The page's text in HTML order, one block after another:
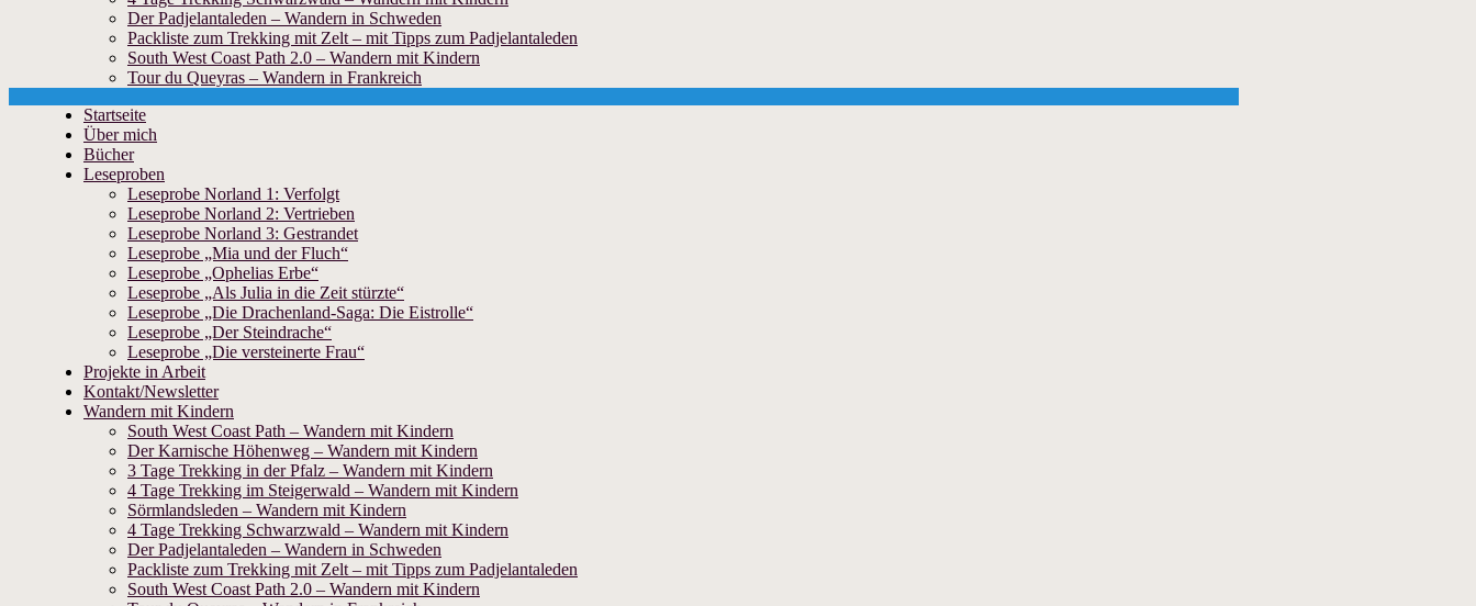
Der Padjelantaleden – Wandern in Schweden
Packliste zum Trekking mit Zelt – mit Tipps zum Padjelantaleden
South West Coast Path 2.0 – Wandern mit Kindern
Tour du Queyras – Wandern in Frankreich
Skip
content
Startseite
Über mich
Bücher
Leseproben
Leseprobe Norland 1: Verfolgt
Leseprobe Norland 2: Vertrieben
Leseprobe Norland 3: Gestrandet
Leseprobe „Mia und der Fluch“
Leseprobe „Ophelias Erbe“
Leseprobe „Als Julia in die Zeit stürzte“
Leseprobe „Die Drachenland-Saga: Die Eistrolle“
Leseprobe „Der Steindrache“
Leseprobe „Die versteinerte Frau“
Projekte in Arbeit
Kontakt/Newsletter
Wandern mit Kindern
South West Coast Path – Wandern mit Kindern
Der Karnische Höhenweg – Wandern mit Kindern
3 Tage Trekking in der Pfalz – Wandern mit Kindern
4 Tage Trekking im Steigerwald – Wandern mit Kindern
Sörmlandsleden – Wandern mit Kindern
4 Tage Trekking Schwarzwald – Wandern mit Kindern
Der Padjelantaleden – Wandern in Schweden
Packliste zum Trekking mit Zelt – mit Tipps zum Padjelantaleden
South West Coast Path 2.0 – Wandern mit Kindern